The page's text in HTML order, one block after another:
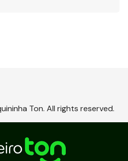
Ton. All rights reserved.